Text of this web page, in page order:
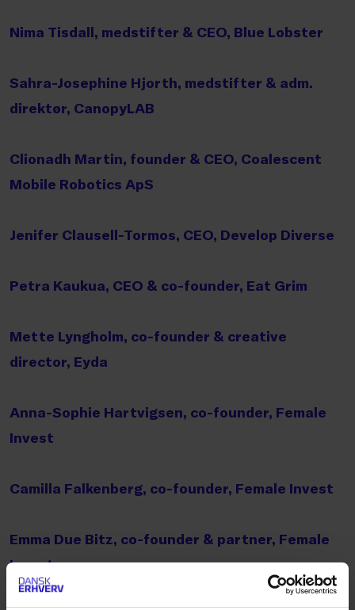
Nima Tisdall, medstifter & CEO, Blue Lobster
Sahra-Josephine Hjorth, medstifter & adm.
direktør, CanopyLAB
Clionadh Martin, founder & CEO, Coalescent
Mobile Robotics ApS
Jenifer Clausell-Tormos, CEO, Develop Diverse
Petra Kaukua, CEO & co-founder, Eat Grim
Mette Lyngholm, co-founder & creative
director, Eyda
Anna-Sophie Hartvigsen, co-founder, Female
Invest
Camilla Falkenberg, co-founder, Female Invest
Emma Due Bitz, co-founder & partner, Female
Invest